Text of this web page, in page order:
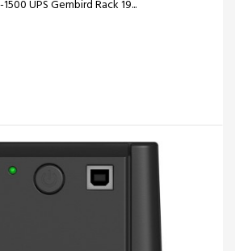
UPS Gembird Rack 19...